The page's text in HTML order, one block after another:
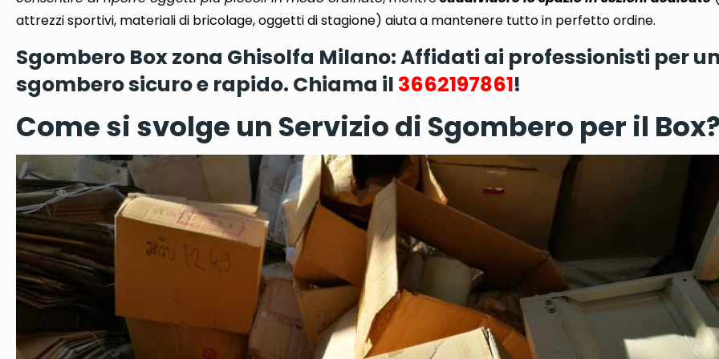
attrezzi sportivi, materiali di bricolage, oggetti di stagione) aiuta a mantenere tutto in perfetto ordine.
Sgombero Box zona Ghisolfa Milano: Affidati ai professionisti per
sgombero sicuro e rapido. Chiama il 3662197861!
Come si svolge un Servizio di Sgombero per il